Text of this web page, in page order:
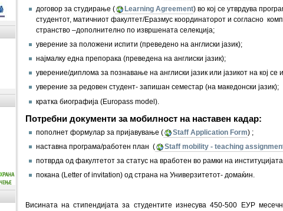
договор за студирање (
Learning Agreement) во кој се утврдува
студентот, матичниот факултет/Еразмус координаторот и согласно
странство –дополнително по извршената селекција;
уверение за положени испити (преведено на англиски јазик);
најмалку една препорака (преведена на англиски јазик);
уверение/диплома за познавање на англиски јазик или јазикот на кој
уверение за редовен студент- запишан семестар (на македонски јазик);
кратка биографија (Europass model).
Потребни документи за мобилност на наставен кадар:
пополнет формулар за пријавување ( Staff Application Form) ;
наставна програма/работен план (
Staff mobility - teaching
потврда од факултетот за статус на вработен во рамки на
покана (Letter of invitation) од страна на Универзитетот- домаќин.
Висината на стипендијата за студентите изнесува 450-500 ЕУР